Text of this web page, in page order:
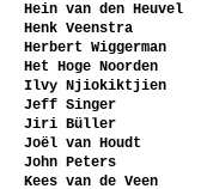
Hein van den Heuvel
Henk Veenstra
Herbert Wiggerman
Het Hoge Noorden
Ilvy Njiokiktjien
Jeff Singer
Jiri Büller
Joël van Houdt
John Peters
Kees van de Veen